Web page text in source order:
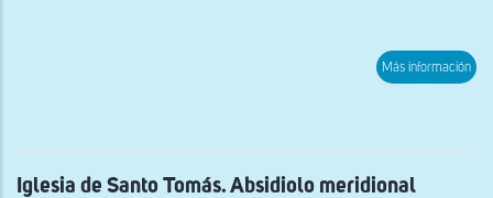
Más información
Iglesia de Santo Tomás. Absidiolo meridional